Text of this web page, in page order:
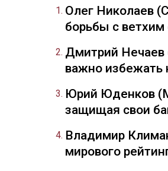
Олег Николаев
борьбы с
Дмитрий Нечаев
важно избежать
Юрий Юденков
защищая свои
Владимир
мирового